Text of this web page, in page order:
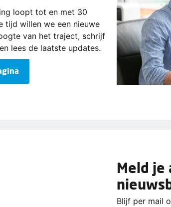
loopt tot en met 30
tijd willen we een nieuwe
van het traject, schrijf
lees de laatste updates.
Meld je
Blijf per mail